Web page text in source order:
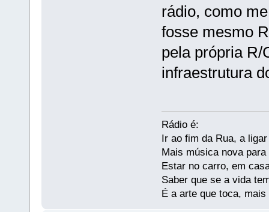
rádio, como
fosse mesmo
pela própria R/
infraestrutura
Rádio é:
Ir ao fim da Rua, a
Mais música nova
Estar no carro, em
Saber que se a vida
É a arte que toca,